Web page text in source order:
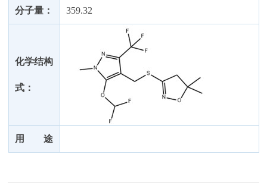
分子量： 359.32
化学结构
式：
用 途